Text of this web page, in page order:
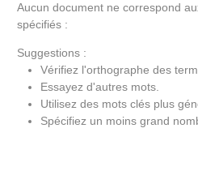
Aucun document ne correspond
spécifiés :
Suggestions :
Vérifiez l'orthographe des
Essayez d'autres mots.
Utilisez des mots clés plus
Spécifiez un moins grand